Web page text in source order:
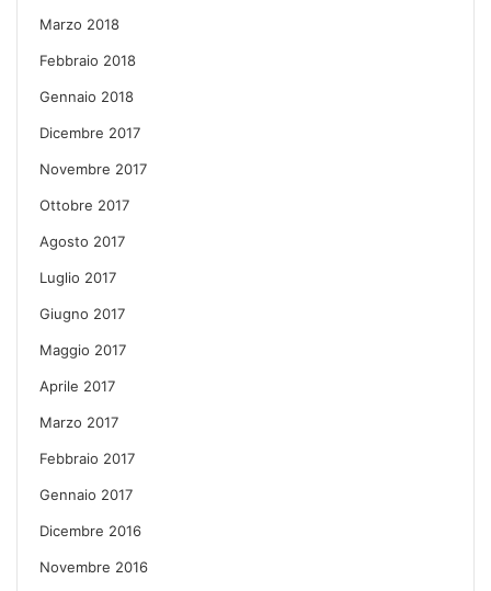
Marzo 2018
Febbraio 2018
Gennaio 2018
Dicembre 2017
Novembre 2017
Ottobre 2017
Agosto 2017
Luglio 2017
Giugno 2017
Maggio 2017
Aprile 2017
Marzo 2017
Febbraio 2017
Gennaio 2017
Dicembre 2016
Novembre 2016